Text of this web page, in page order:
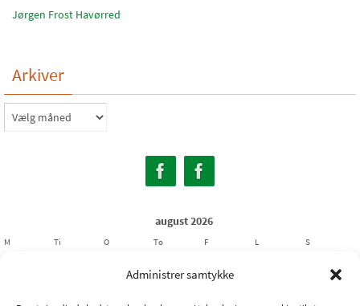
Administrer samtykke
Jørgen Frost Havørred
Arkiver
Arkiver
august 2026
M Ti O To F L S